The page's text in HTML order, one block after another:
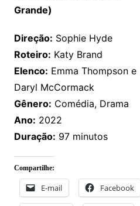
Grande)
Direção: Sophie Hyde
Roteiro: Katy Brand
Elenco: Emma Thompson e
Daryl McCormack
Gênero: Comédia, Drama
Ano: 2022
Duração: 97 minutos
Compartilhe:
E-mail Facebook